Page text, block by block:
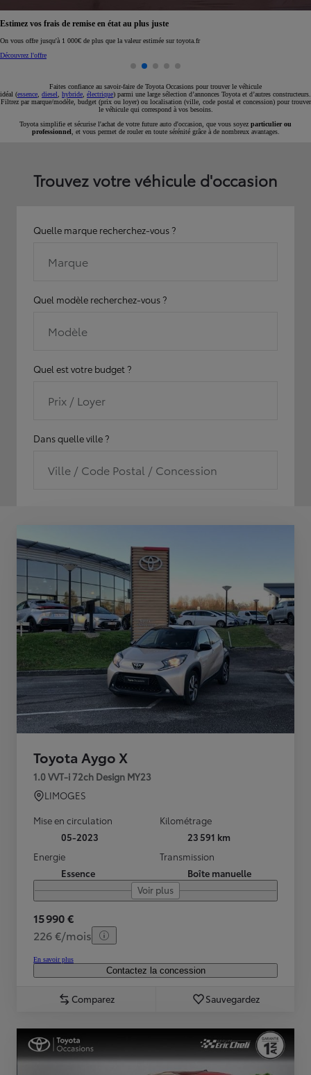
Réservez en ligne votre occasion pour 1€ seulement
Réservez en ligne
Faites confiance au savoir-faire de Toyota Occasions pour trouver le véhicule
idéal (essence diesel hybride électrique) parmi une large sélection d’annonces Toyota et d’autres constructeurs.
Filtrez par marque/modèle, budget (prix ou loyer) ou localisation (ville, code postal et concession) pour trouver
le véhicule qui correspond à vos besoins.
Toyota simplifie et sécurise l'achat de votre future auto d'occasion, que vous soyez particulier ou
professionnel , et vous permet de rouler en toute sérénité grâce à de nombreux avantages.
Trouvez votre véhicule d'occasion
Quelle marque recherchez-vous ?
Marque
Quel modèle recherchez-vous ?
Modèle
Quel est votre budget ?
Prix / Loyer
Dans quelle ville ?
Ville / Code Postal / Concession
Toyota Aygo X
1.0 VVT-i 72ch Design MY23
LIMOGES
Mise en circulation
05-2023
Kilométrage
23 591 km
Energie
Essence
Transmission
Boîte manuelle
Voir plus
15 990 €
226 €/mois
En savoir plus
Contactez la concession
Comparez Sauvegardez